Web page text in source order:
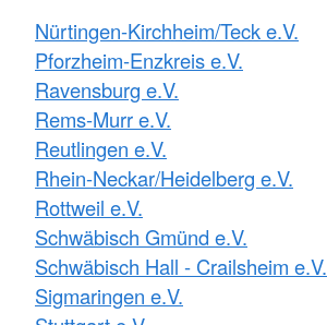
Nürtingen-Kirchheim/Teck e.V.
Pforzheim-Enzkreis e.V.
Ravensburg e.V.
Rems-Murr e.V.
Reutlingen e.V.
Rhein-Neckar/Heidelberg e.V.
Rottweil e.V.
Schwäbisch Gmünd e.V.
Schwäbisch Hall - Crailsheim e.V.
Sigmaringen e.V.